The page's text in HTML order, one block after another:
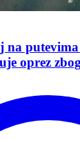
na
oprez